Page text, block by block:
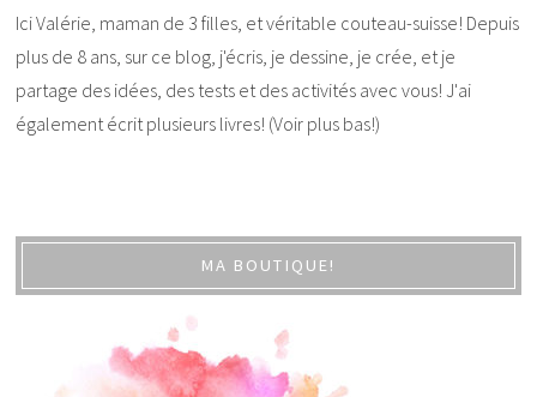
Ici Valérie, maman de 3 filles, et véritable couteau-suisse! Depuis
plus de 8 ans, sur ce blog, j'écris, je dessine, je crée, et je
partage des idées, des tests et des activités avec vous! J'ai
également écrit plusieurs livres! (Voir plus bas!)
MA BOUTIQUE!